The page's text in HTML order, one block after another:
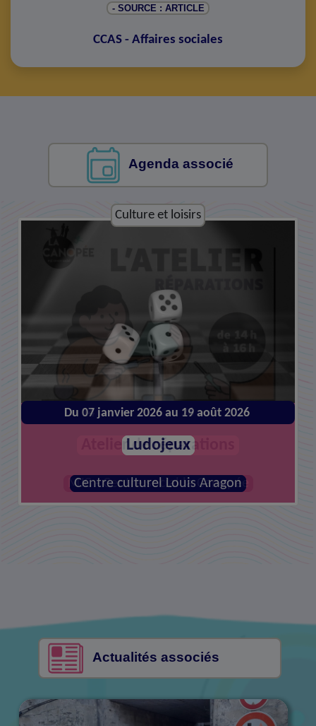
- SOURCE : ARTICLE
CCAS - Affaires sociales
Agenda associé
Culture et loisirs
Du 07 janvier 2026 au 19 août 2026
Ludojeux
Centre culturel Louis Aragon
Culture et loisirs
Du 14 janvier 2026 au 26 août 2026
Atelier de réparations
MJC - Centre social la Canopée
Actualités associés